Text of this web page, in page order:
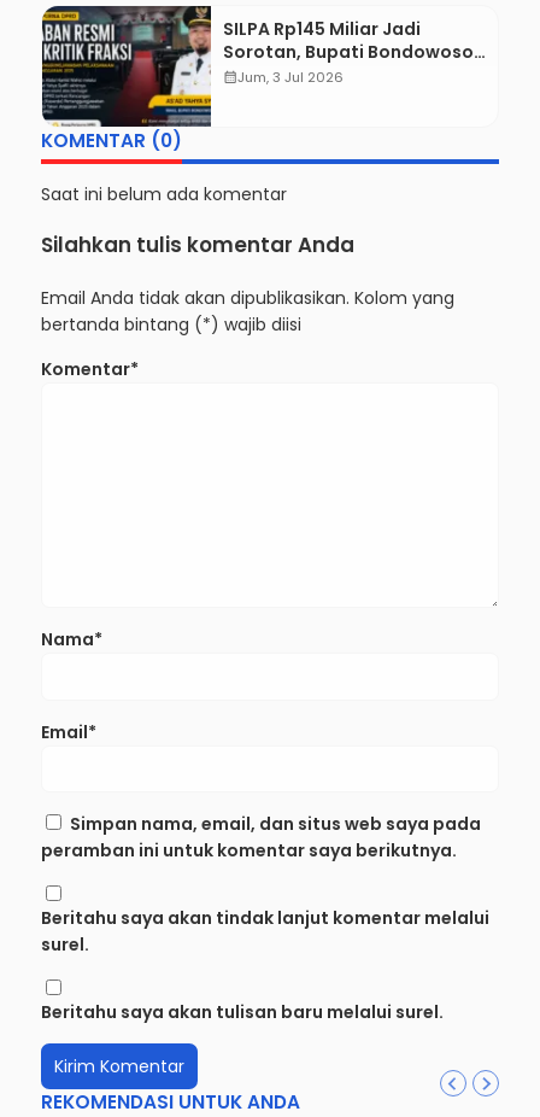
SILPA Rp145 Miliar Jadi
Sorotan, Bupati Bondowoso
Siapkan Langkah Hukum
calendar_monthJum, 3 Jul 2026
KOMENTAR (0)
Saat ini belum ada komentar
Silahkan tulis komentar Anda
Email Anda tidak akan dipublikasikan. Kolom yang
bertanda bintang (*) wajib diisi
Komentar*
Nama*
Email*
Simpan nama, email, dan situs web saya pada
peramban ini untuk komentar saya berikutnya.
Beritahu saya akan tindak lanjut komentar melalui
surel.
Beritahu saya akan tulisan baru melalui surel.
REKOMENDASI UNTUK ANDA